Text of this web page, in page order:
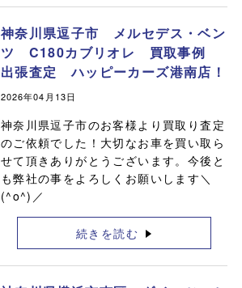
神奈川県逗子市 メルセデス・ベン
ツ C180カブリオレ 買取事例
出張査定 ハッピーカーズ港南店！
2026年04月13日
神奈川県逗子市のお客様より買取り査定
のご依頼でした！大切なお車を買い取ら
せて頂きありがとうございます。今後と
も弊社の事をよろしくお願いします＼
(^o^)／
続きを読む